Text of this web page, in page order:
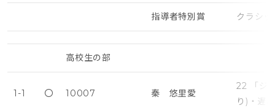
指導者特別賞 クラシ
高校生の部
1-1 〇 10007 秦 悠里愛
22 「ジ
り)・遅め